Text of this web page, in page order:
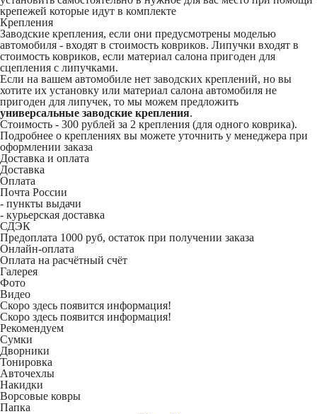
крепежей которые идут в комплекте
Крепления
Заводские крепления, если они предусмотрены моделью
автомобиля - входят в стоимость ковриков. Липучки входят в
стоимость ковриков, если материал салона пригоден для
сцепления с липучками.
Если на вашем автомобиле нет заводских креплений, но вы
хотите их установку или материал салона автомобиля не
пригоден для липучек, то мы можем предложить
универсальные заводские крепления.
Стоимость - 300 рублей за 2 крепления (для одного коврика).
Подробнее о креплениях вы можете уточнить у менеджера при
оформлении заказа
Доставка и оплата
Доставка
Оплата
Почта России
- пункты выдачи
- курьерская доставка
СДЭК
Предоплата 1000 руб, остаток при получении заказа
Онлайн-оплата
Оплата на расчётный счёт
Галерея
Фото
Видео
Скоро здесь появится информация!
Скоро здесь появится информация!
Рекомендуем
Сумки
Дворники
Тонировка
Авточехлы
Накидки
Ворсовые ковры
Папка